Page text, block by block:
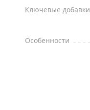
Ключевые добавки
Особенности